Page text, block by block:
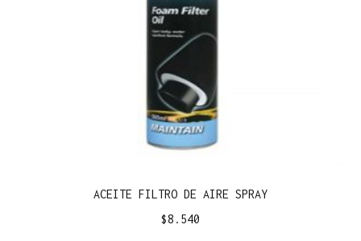
ACEITE FILTRO DE AIRE SPRAY
$8.540